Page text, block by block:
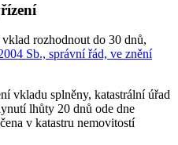
rozhodnout do 30 dnů,
Sb., správní řád, ve znění
vkladu splněny, katastrální úřad
lhůty 20 dnů ode dne
v katastru nemovitostí